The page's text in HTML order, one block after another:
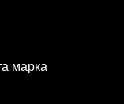
марка